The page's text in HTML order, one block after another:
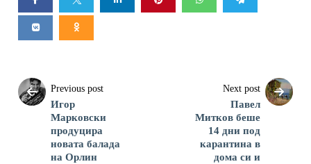
Previous post
Игор
Марковски
продуцира
новата балада
на Орлин
Next post
Павел
Митков беше
14 дни под
карантина в
дома си и